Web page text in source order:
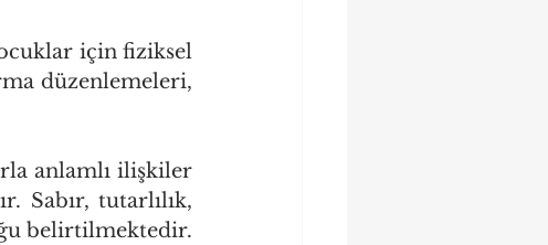
için fiziksel
düzenlemeleri,
anlamlı ilişkiler
Sabır, tutarlılık,
belirtilmektedir.